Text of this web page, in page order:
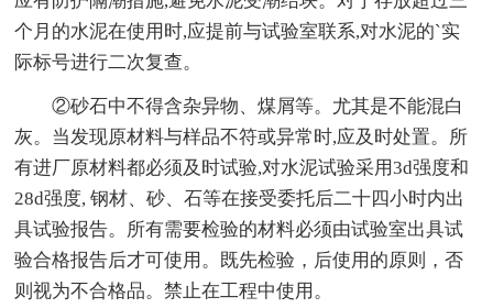
个月的水泥在使用时,应提前与试验室联系,对水泥的`实
际标号进行二次复查。
②砂石中不得含杂异物、煤屑等。尤其是不能混白
灰。当发现原材料与样品不符或异常时,应及时处置。所
有进厂原材料都必须及时试验,对水泥试验采用3d强度和
28d强度, 钢材、砂、石等在接受委托后二十四小时内出
具试验报告。所有需要检验的材料必须由试验室出具试
验合格报告后才可使用。既先检验，后使用的原则，否
则视为不合格品。禁止在工程中使用。